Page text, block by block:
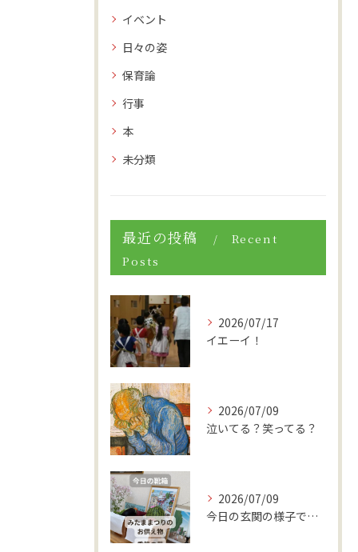
イベント
日々の姿
保育論
行事
本
未分類
最近の投稿
Recent
Posts
2026/07/17
イエーイ！
2026/07/09
泣いてる？笑ってる？
2026/07/09
今日の玄関の様子です。